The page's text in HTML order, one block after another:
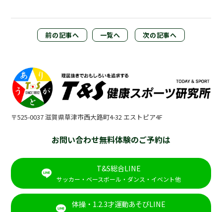
前の記事へ 一覧へ 次の記事へ
〒525-0037 滋賀県草津市西大路町4-32 エストピア4F
お問い合わせ無料体験のご予約は
T&S総合LINE
サッカー・ベースボール・ダンス・イベント他
体操・1.2.3才運動あそびLINE